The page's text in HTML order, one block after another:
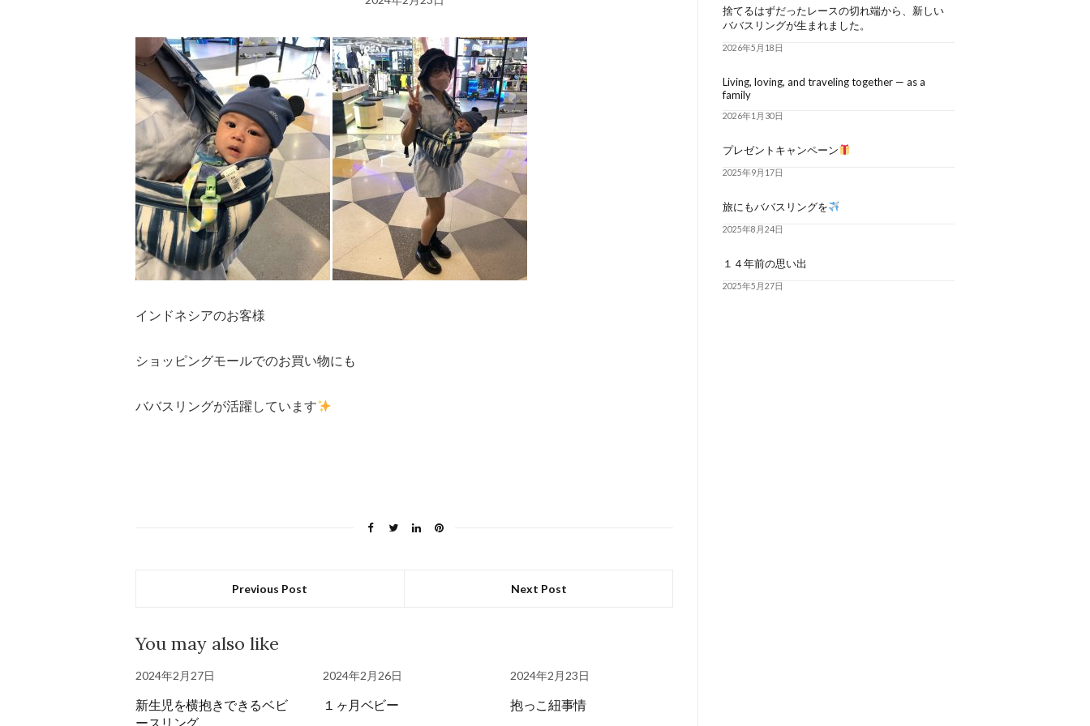
インドネシアのお客様
ショッピングモールでのお買い物にも
ババスリングが活躍しています
Previous Post Next Post
You may also like
2024年2月27日
新生児を横抱きできるベビ
ースリング
2024年2月26日
１ヶ月ベビー
2024年2月23日
抱っこ紐事情
捨てるはずだったレースの切れ端から、新しい
ババスリングが生まれました。
2026年5月18日
Living, loving, and traveling together — as a
family
2026年1月30日
プレゼントキャンペーン
2025年9月17日
旅にもババスリングを
2025年8月24日
１４年前の思い出
2025年5月27日